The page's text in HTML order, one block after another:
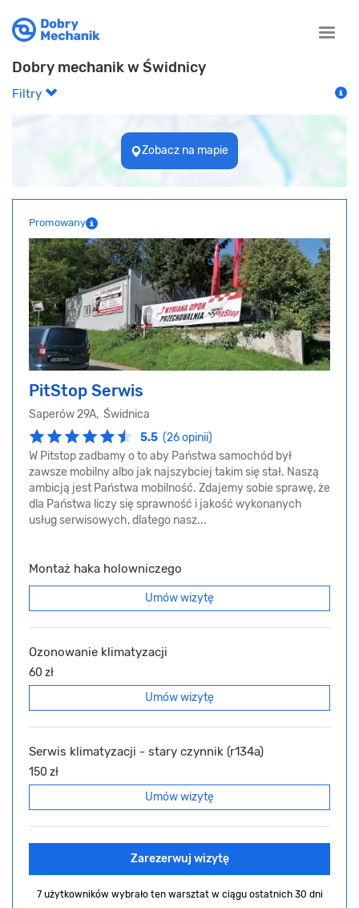
Toggle
Dobry mechanik w Świdnicy
Filtry
Zobacz na mapie
Promowany
PitStop Serwis
Saperów 29A, Świdnica
5.5 (26 opinii)
W Pitstop zadbamy o to aby Państwa samochód był
zawsze mobilny albo jak najszybciej takim się stał. Naszą
ambicją jest Państwa mobilność. Zdajemy sobie sprawę, że
dla Państwa liczy się sprawność i jakość wykonanych
usług serwisowych, dlatego nasz...
Montaż haka holowniczego
Umów wizytę
Ozonowanie klimatyzacji
60 zł
Umów wizytę
Serwis klimatyzacji - stary czynnik (r134a)
150 zł
Umów wizytę
Zarezerwuj wizytę
7 użytkowników wybrało ten warsztat w ciągu ostatnich 30 dni